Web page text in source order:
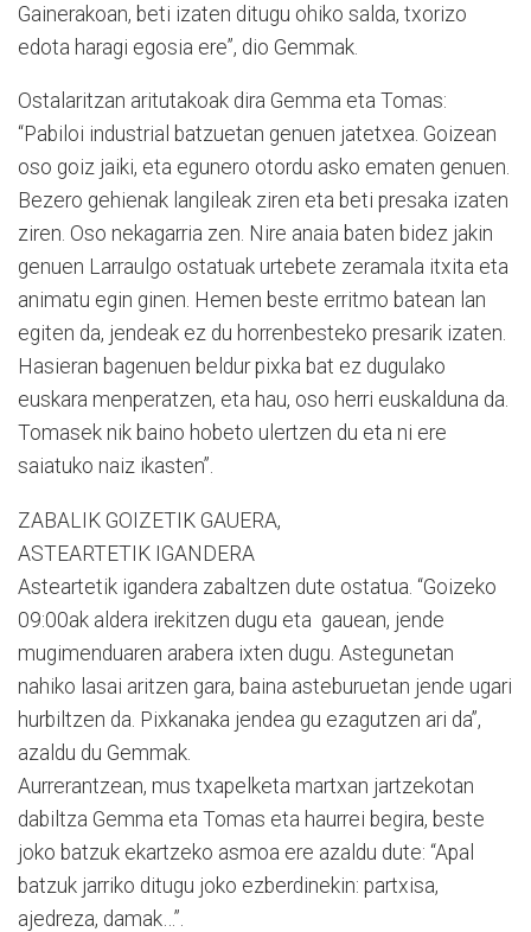
Gainerakoan, beti izaten ditugu ohiko salda, txorizo
edota haragi egosia ere”, dio Gemmak.
Ostalaritzan aritutakoak dira Gemma eta Tomas:
“Pabiloi industrial batzuetan genuen jatetxea. Goizean
oso goiz jaiki, eta egunero otordu asko ematen genuen.
Bezero gehienak langileak ziren eta beti presaka izaten
ziren. Oso nekagarria zen. Nire anaia baten bidez jakin
genuen Larraulgo ostatuak urtebete zeramala itxita eta
animatu egin ginen. Hemen beste erritmo batean lan
egiten da, jendeak ez du horrenbesteko presarik izaten.
Hasieran bagenuen beldur pixka bat ez dugulako
euskara menperatzen, eta hau, oso herri euskalduna da.
Tomasek nik baino hobeto ulertzen du eta ni ere
saiatuko naiz ikasten”.
ZABALIK GOIZETIK GAUERA,
ASTEARTETIK IGANDERA
Asteartetik igandera zabaltzen dute ostatua. “Goizeko
09:00ak aldera irekitzen dugu eta gauean, jende
mugimenduaren arabera ixten dugu. Astegunetan
nahiko lasai aritzen gara, baina asteburuetan jende ugari
hurbiltzen da. Pixkanaka jendea gu ezagutzen ari da”,
azaldu du Gemmak.
Aurrerantzean, mus txapelketa martxan jartzekotan
dabiltza Gemma eta Tomas eta haurrei begira, beste
joko batzuk ekartzeko asmoa ere azaldu dute: “Apal
batzuk jarriko ditugu joko ezberdinekin: partxisa,
ajedreza, damak…”.